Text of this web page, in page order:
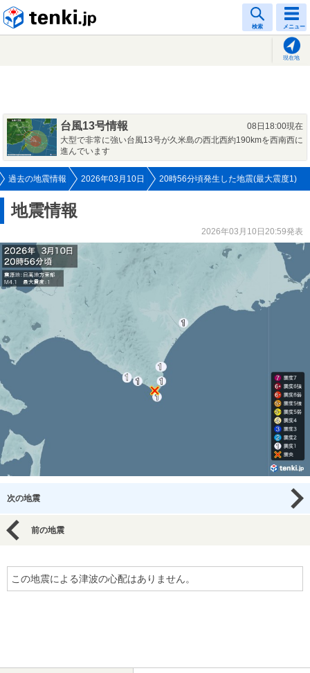
検索 メニュー
現在地
台風13号情報
08日18:00現在
大型で非常に強い台風13号が久米島の西北西約190kmを西南西に
進んでいます
過去の地震情報 2026年03月10日 20時56分頃発生した地震(最大震度1)
地震情報
2026年03月10日20:59発表
次の地震
前の地震
この地震による津波の心配はありません。